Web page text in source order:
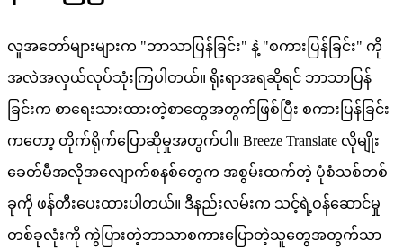
လူအတော်များများက "ဘာသာပြန်ခြင်း" နဲ့ "စကားပြန်ခြင်း" ကို
အလဲအလှယ်လုပ်သုံးကြပါတယ်။ ရိုးရာအရဆိုရင် ဘာသာပြန်
ခြင်းက စာရေးသားထားတဲ့စာတွေအတွက်ဖြစ်ပြီး စကားပြန်ခြင်း
ကတော့ တိုက်ရိုက်ပြောဆိုမှုအတွက်ပါ။ Breeze Translate လိုမျိုး
ခေတ်မီအလိုအလျောက်စနစ်တွေက အစွမ်းထက်တဲ့ ပုံစံသစ်တစ်
ခုကို ဖန်တီးပေးထားပါတယ်။ ဒီနည်းလမ်းက သင့်ရဲ့ဝန်ဆောင်မှု
တစ်ခုလုံးကို ကွဲပြားတဲ့ဘာသာစကားပြောတဲ့သူတွေအတွက်သာ